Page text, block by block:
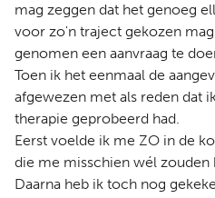
mag zeggen dat het genoeg
voor zo'n traject gekozen
genomen een aanvraag te
Toen ik het eenmaal de
afgewezen met als reden dat
therapie geprobeerd had.
Eerst voelde ik me ZO in de
die me misschien wél zouden
Daarna heb ik toch nog